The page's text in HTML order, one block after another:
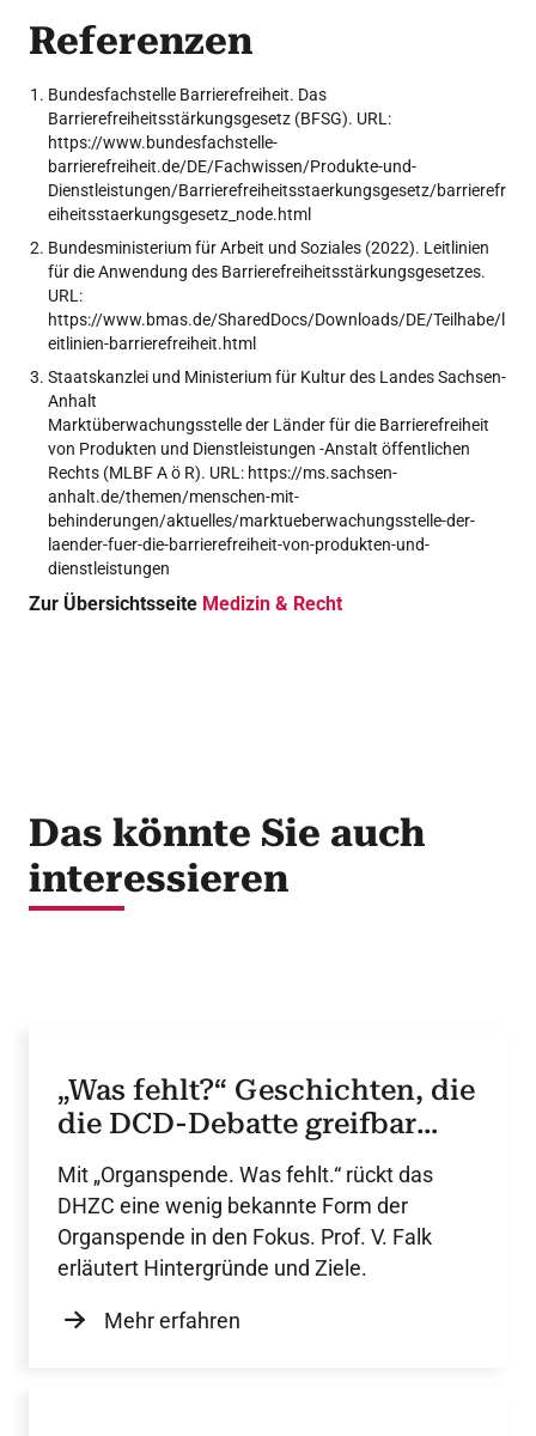
Referenzen
Bundesfachstelle Barrierefreiheit. Das
Barrierefreiheitsstärkungsgesetz (BFSG). URL:
https://www.bundesfachstelle-
barrierefreiheit.de/DE/Fachwissen/Produkte-und-
Dienstleistungen/Barrierefreiheitsstaerkungsgesetz/barrierefr
eiheitsstaerkungsgesetz_node.html
Bundesministerium für Arbeit und Soziales (2022). Leitlinien
für die Anwendung des Barrierefreiheitsstärkungsgesetzes.
URL:
https://www.bmas.de/SharedDocs/Downloads/DE/Teilhabe/l
eitlinien-barrierefreiheit.html
Staatskanzlei und Ministerium für Kultur des Landes Sachsen-
Anhalt
Marktüberwachungsstelle der Länder für die Barrierefreiheit
von Produkten und Dienstleistungen -Anstalt öffentlichen
Rechts (MLBF A ö R). URL: https://ms.sachsen-
anhalt.de/themen/menschen-mit-
behinderungen/aktuelles/marktueberwachungsstelle-der-
laender-fuer-die-barrierefreiheit-von-produkten-und-
dienstleistungen
Zur Übersichtsseite Medizin & Recht
Das könnte Sie auch
interessieren
„Was fehlt?“ Geschichten, die
die DCD-Debatte greifbar
machen
Mit „Organspende. Was fehlt.“ rückt das
DHZC eine wenig bekannte Form der
Organspende in den Fokus. Prof. V. Falk
erläutert Hintergründe und Ziele.
Mehr erfahren